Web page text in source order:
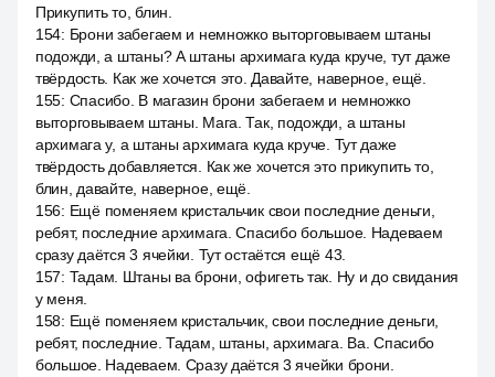
Прикупить то, блин.
154: Брони забегаем и немножко выторговываем штаны
подожди, а штаны? А штаны архимага куда круче, тут даже
твёрдость. Как же хочется это. Давайте, наверное, ещё.
155: Спасибо. В магазин брони забегаем и немножко
выторговываем штаны. Мага. Так, подожди, а штаны
архимага у, а штаны архимага куда круче. Тут даже
твёрдость добавляется. Как же хочется это прикупить то,
блин, давайте, наверное, ещё.
156: Ещё поменяем кристальчик свои последние деньги,
ребят, последние архимага. Спасибо большое. Надеваем
сразу даётся 3 ячейки. Тут остаётся ещё 43.
157: Тадам. Штаны ва брони, офигеть так. Ну и до свидания
у меня.
158: Ещё поменяем кристальчик, свои последние деньги,
ребят, последние. Тадам, штаны, архимага. Ва. Спасибо
большое. Надеваем. Сразу даётся 3 ячейки брони.